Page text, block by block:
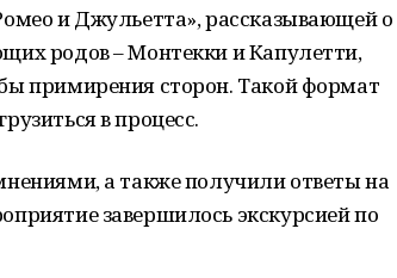
и Джульетта», рассказывающей о
родов – Монтекки и Капулетти,
примирения сторон. Такой формат
в процесс.
а также получили ответы на
завершилось экскурсией по